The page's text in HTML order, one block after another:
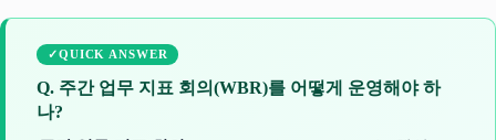
QUICK ANSWER
Q. 주간 업무 지표 회의(WBR)를 어떻게 운영해야 하
나?